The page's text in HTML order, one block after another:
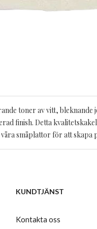
toner av vitt,
finish. Detta kvalitetskakel
småplattor för att
KUNDTJÄNST
Kontakta oss